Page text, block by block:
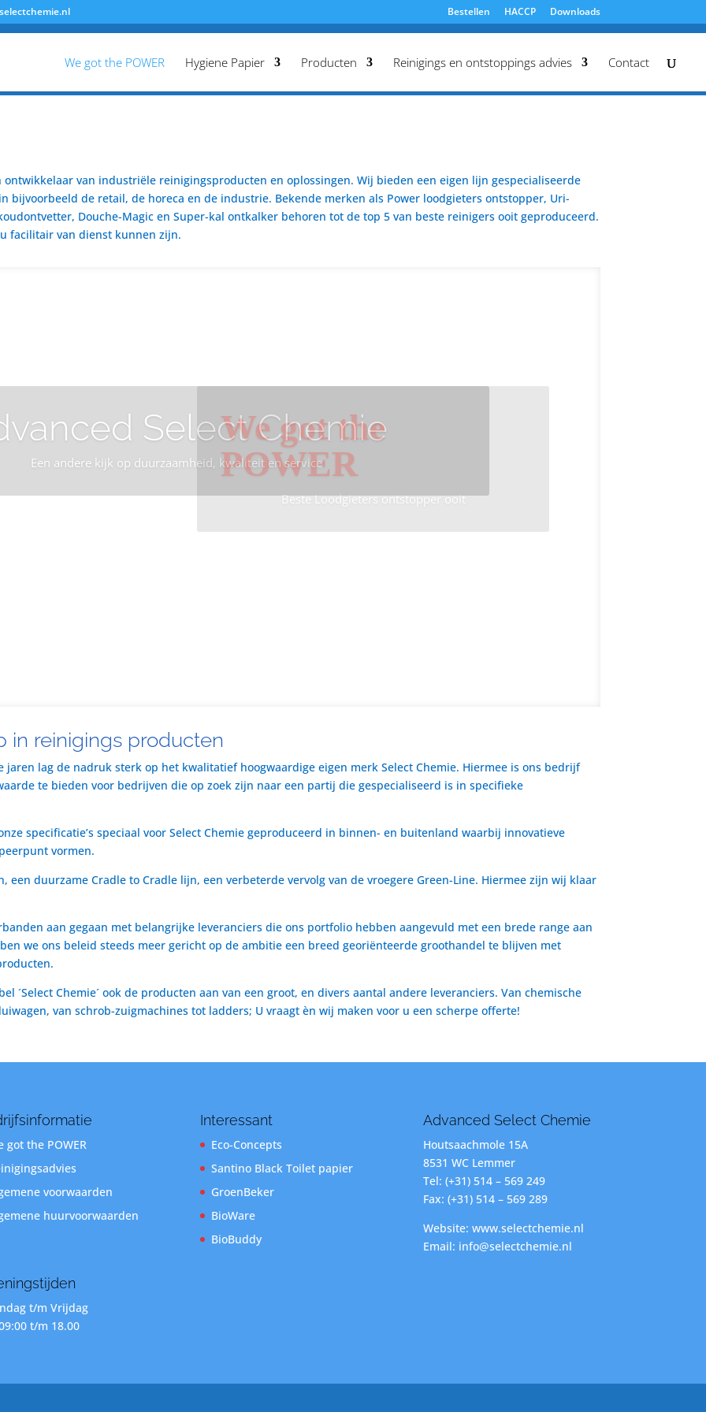
Bestellen HACCP Downloads
We got the POWER Hygiene Papier Producten Reinigings en ontstoppings advies Contact
ontwikkelaar van industriële reinigingsproducten en oplossingen. Wij bieden een eigen lijn gespecialiseerde
bijvoorbeeld de retail, de horeca en de industrie. Bekende merken als Power loodgieters ontstopper, Uri-
Douche-Magic en Super-kal ontkalker behoren tot de top 5 van beste reinigers ooit geproduceerd.
facilitair van dienst kunnen zijn.
Select Chemie
Een andere kijk op duurzaamheid, kwaliteit en service
We got the
POWER
Beste Loodgieters ontstopper ooit
in reinigings producten
jaren lag de nadruk sterk op het kwalitatief hoogwaardige eigen merk Select Chemie. Hiermee is ons bedrijf
te bieden voor bedrijven die op zoek zijn naar een partij die gespecialiseerd is in specifieke
specificatie’s speciaal voor Select Chemie geproduceerd in binnen- en buitenland waarbij innovatieve
vormen.
een duurzame Cradle to Cradle lijn, een verbeterde vervolg van de vroegere Green-Line. Hiermee zijn wij klaar
aan gegaan met belangrijke leveranciers die ons portfolio hebben aangevuld met een brede range aan
we ons beleid steeds meer gericht op de ambitie een breed georiënteerde groothandel te blijven met
´Select Chemie´ ook de producten aan van een groot, en divers aantal andere leveranciers. Van chemische
van schrob-zuigmachines tot ladders; U vraagt èn wij maken voor u een scherpe offerte!
got the POWER
voorwaarden
huurvoorwaarden
t/m Vrijdag
t/m 18.00
Interessant
Eco-Concepts
Santino Black Toilet papier
GroenBeker
BioWare
BioBuddy
Advanced Select Chemie
Houtsaachmole 15A
8531 WC Lemmer
Tel: (+31) 514 – 569 249
Fax: (+31) 514 – 569 289
Website: www.selectchemie.nl
Email: info@selectchemie.nl